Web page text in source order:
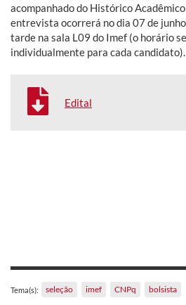
acompanhado do Histórico
entrevista ocorrerá no dia 07 de
tarde na sala L09 do Imef (o horário
individualmente para cada candidato).
Edital
Tema(s): seleção imef CNPq bolsista